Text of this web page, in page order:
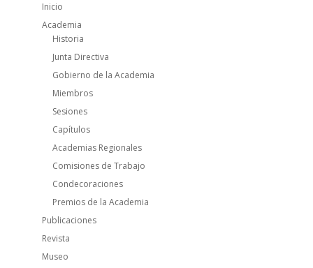
Inicio
Academia
Historia
Junta Directiva
Gobierno de la Academia
Miembros
Sesiones
Capítulos
Academias Regionales
Comisiones de Trabajo
Condecoraciones
Premios de la Academia
Publicaciones
Revista
Museo